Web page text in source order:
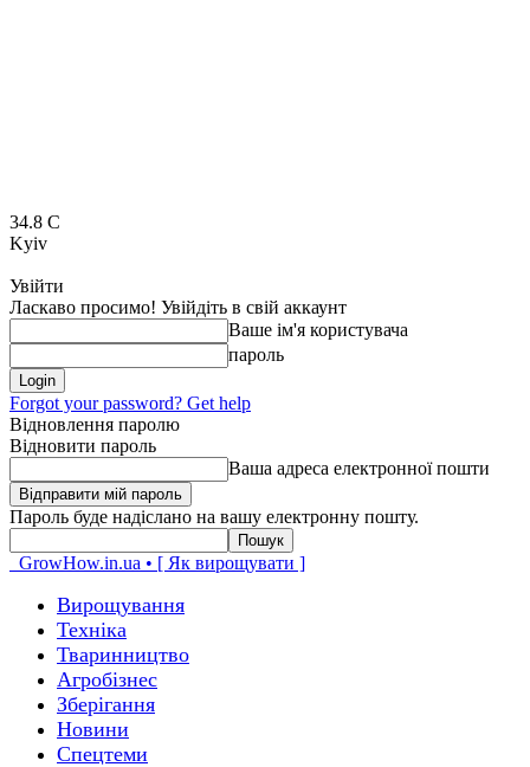
34.8 C
Kyiv
Увійти
Ласкаво просимо! Увійдіть в свій аккаунт
Ваше ім'я користувача
пароль
Forgot your password? Get help
Відновлення паролю
Відновити пароль
Ваша адреса електронної пошти
Пароль буде надіслано на вашу електронну пошту.
GrowHow.in.ua • [ Як вирощувати ]
Вирощування
Техніка
Тваринництво
Агробізнес
Зберігання
Новини
Спецтеми